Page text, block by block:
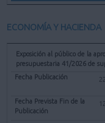
ECONOMÍA Y HACIENDA
Exposición al público de la
presupuestaria 41/2026 de